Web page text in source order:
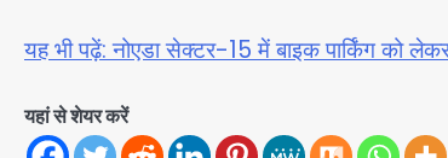
यह भी पढ़ें: नोएडा सेक्टर-15 में बाइक पार्किंग को
यहां से शेयर करें